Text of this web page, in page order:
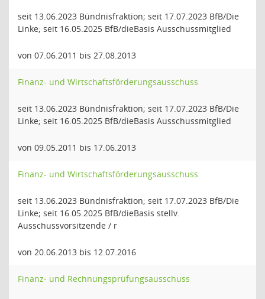
seit 13.06.2023 Bündnisfraktion; seit 17.07.2023 BfB/Die
Linke; seit 16.05.2025 BfB/dieBasis Ausschussmitglied
von 07.06.2011 bis 27.08.2013
Finanz- und Wirtschaftsförderungsausschuss
seit 13.06.2023 Bündnisfraktion; seit 17.07.2023 BfB/Die
Linke; seit 16.05.2025 BfB/dieBasis Ausschussmitglied
von 09.05.2011 bis 17.06.2013
Finanz- und Wirtschaftsförderungsausschuss
seit 13.06.2023 Bündnisfraktion; seit 17.07.2023 BfB/Die
Linke; seit 16.05.2025 BfB/dieBasis stellv.
Ausschussvorsitzende / r
von 20.06.2013 bis 12.07.2016
Finanz- und Rechnungsprüfungsausschuss